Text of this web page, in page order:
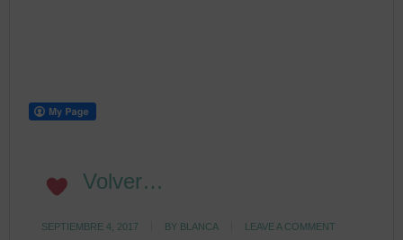
Volver…
SEPTIEMBRE 4, 2017 BY BLANCA LEAVE A COMMENT